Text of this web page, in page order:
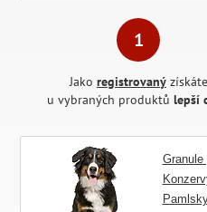
Jako registrovanýzískáte
u vybraných produktůlepší
Granule